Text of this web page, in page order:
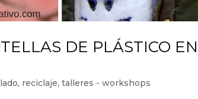
DE PLÁSTICO EN
, reciclaje,talleres - workshops